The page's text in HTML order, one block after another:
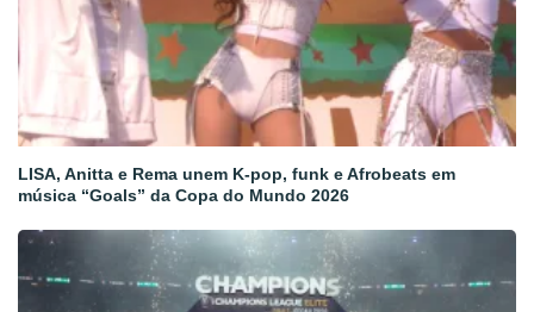
LISA, Anitta e Rema unem K-pop, funk e Afrobeats em
música “Goals” da Copa do Mundo 2026